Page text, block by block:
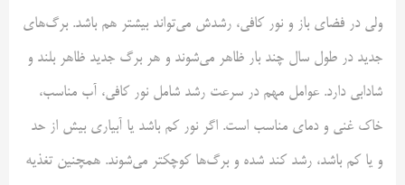
ولی در فضای باز و نور کافی، رشدش می‌تواند بیشتر هم باشد. برگ‌های
جدید در طول سال چند بار ظاهر می‌شوند و هر برگ جدید ظاهر بلند و
شادابی دارد. عوامل مهم در سرعت رشد شامل نور کافی، آب مناسب،
خاک غنی و دمای مناسب است. اگر نور کم باشد یا آبیاری بیش از حد
و یا کم باشد، رشد کند شده و برگ‌ها کوچکتر می‌شوند. همچنین تغذیه